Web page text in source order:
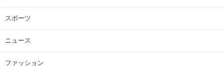
スポーツ
ニュース
ファッション